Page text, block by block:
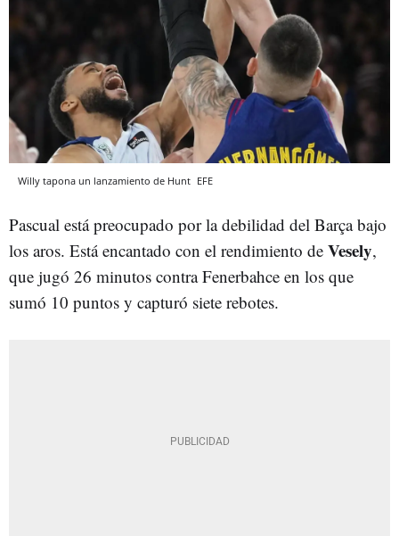
Willy tapona un lanzamiento de Hunt EFE
Pascual está preocupado por la debilidad del Barça bajo
los aros. Está encantado con el rendimiento de Vesely,
que jugó 26 minutos contra Fenerbahce en los que
sumó 10 puntos y capturó siete rebotes.